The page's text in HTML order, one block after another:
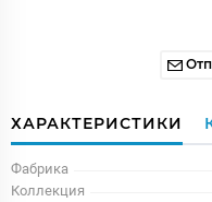
ХАРАКТЕРИСТИКИ
Фабрика
Коллекция